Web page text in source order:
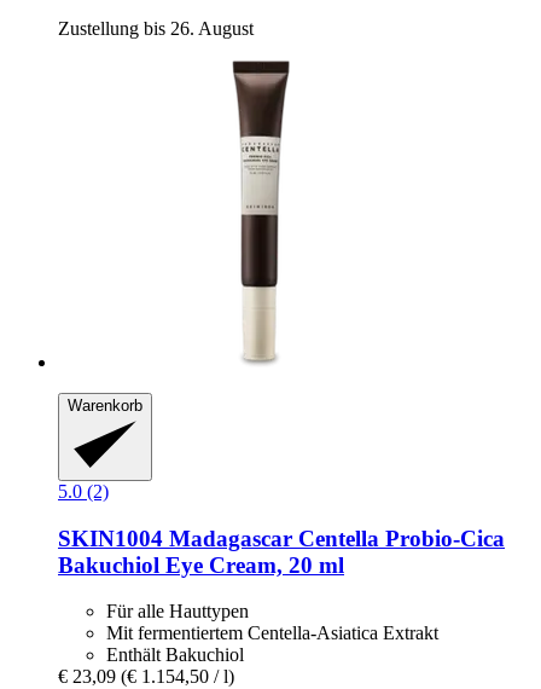
Zustellung bis 26. August
Warenkorb
5.0 (2)
SKIN1004 Madagascar Centella Probio-​Cica
Bakuchiol Eye Cream, 20 ml
Für alle Hauttypen
Mit fermentiertem Centella-Asiatica Extrakt
Enthält Bakuchiol
€ 23,09 (€ 1.154,50 / l)